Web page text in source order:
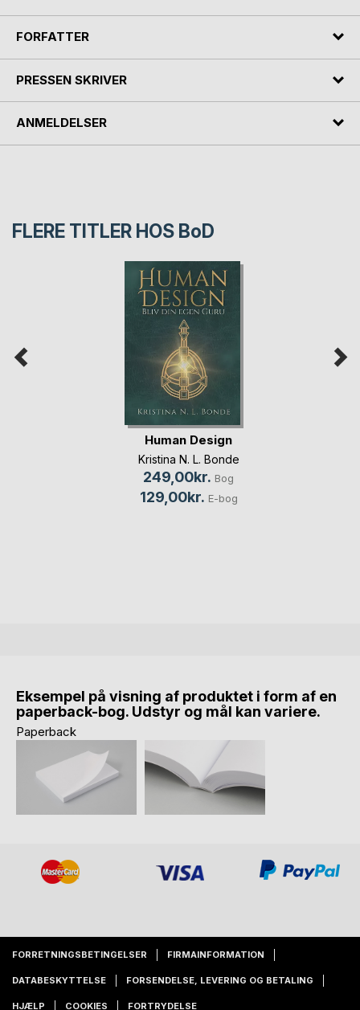
FORFATTER
PRESSEN SKRIVER
ANMELDELSER
FLERE TITLER HOS BoD
Human Design
Kristina N. L. Bonde
249,00kr. Bog
129,00kr. E-bog
Eksempel på visning af produktet i form af en
paperback-bog. Udstyr og mål kan variere.
Paperback
FORRETNINGSBETINGELSER FIRMAINFORMATION
DATABESKYTTELSE FORSENDELSE, LEVERING OG BETALING
HJÆLP COOKIES FORTRYDELSE